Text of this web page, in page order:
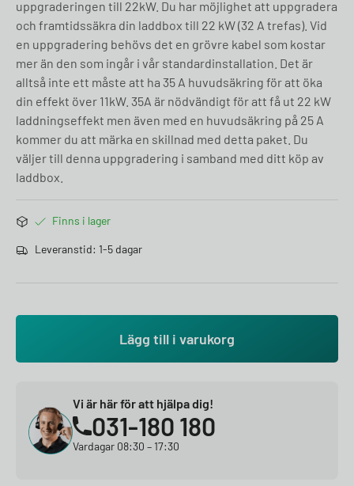
uppgraderingen till 22kW. Du har möjlighet att uppgradera
och framtidssäkra din laddbox till 22 kW (32 A trefas). Vid
en uppgradering behövs det en grövre kabel som kostar
mer än den som ingår i vår standardinstallation. Det är
alltså inte ett måste att ha 35 A huvudsäkring för att öka
din effekt över 11kW. 35A är nödvändigt för att få ut 22 kW
laddningseffekt men även med en huvudsäkring på 25 A
kommer du att märka en skillnad med detta paket. Du
väljer till denna uppgradering i samband med ditt köp av
laddbox.
Finns i lager
Leveranstid: 1-5 dagar
Lägg till i varukorg
Vi är här för att hjälpa dig!
031-180 180
Vardagar 08:30 – 17:30